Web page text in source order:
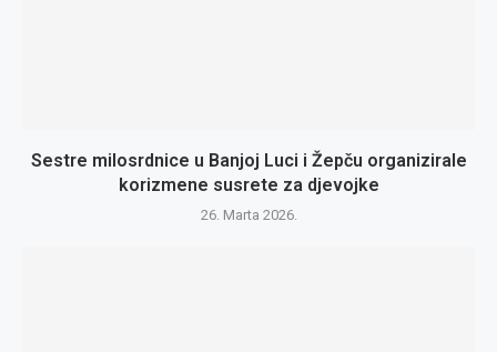
Sestre milosrdnice u Banjoj Luci i Žepču organizirale
korizmene susrete za djevojke
26. Marta 2026.